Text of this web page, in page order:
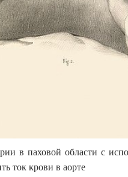
в паховой области с
ток крови в аорте